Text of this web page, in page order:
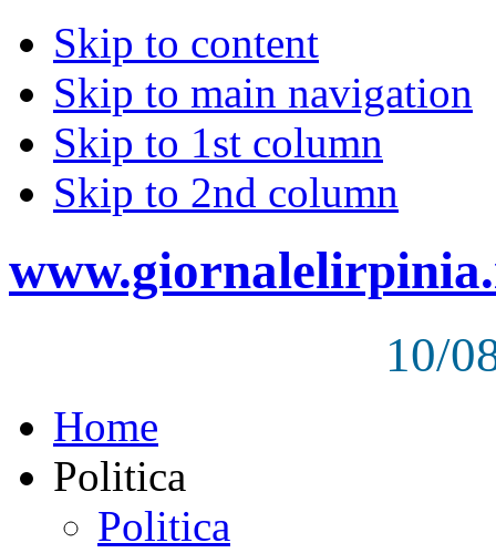
Skip to content
Skip to main navigation
Skip to 1st column
Skip to 2nd column
10/
Home
Politica
Politica